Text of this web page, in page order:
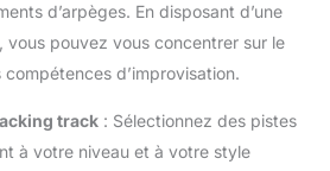
d’arpèges. En disposant d’une
vous pouvez vous concentrer sur le
d’improvisation.
track : Sélectionnez des pistes
à votre niveau et à votre style